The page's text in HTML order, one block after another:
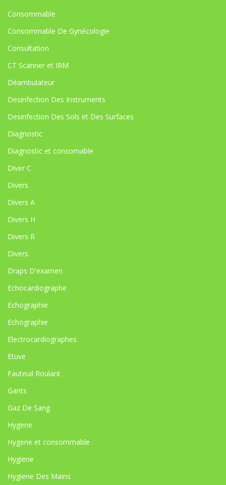
Consommable
Consommable De Gynécologie
Consultation
CT Scanner et IRM
Déambulateur
Desinfection Des Instruments
Desinfection Des Sols et Des Surfaces
Diagnostic
Diagnostic et consomable
Diver C
Divers
Divers A
Divers H
Divers R
Divers.
Draps D'examen
Echocardiographe
Echographie
Echographie
Electrocardiographes
Etuve
Fauteuil Roulant
Gants
Gaz De Sang
Hygene
Hygene et consommable
Hygiene
Hygiene Des Mains